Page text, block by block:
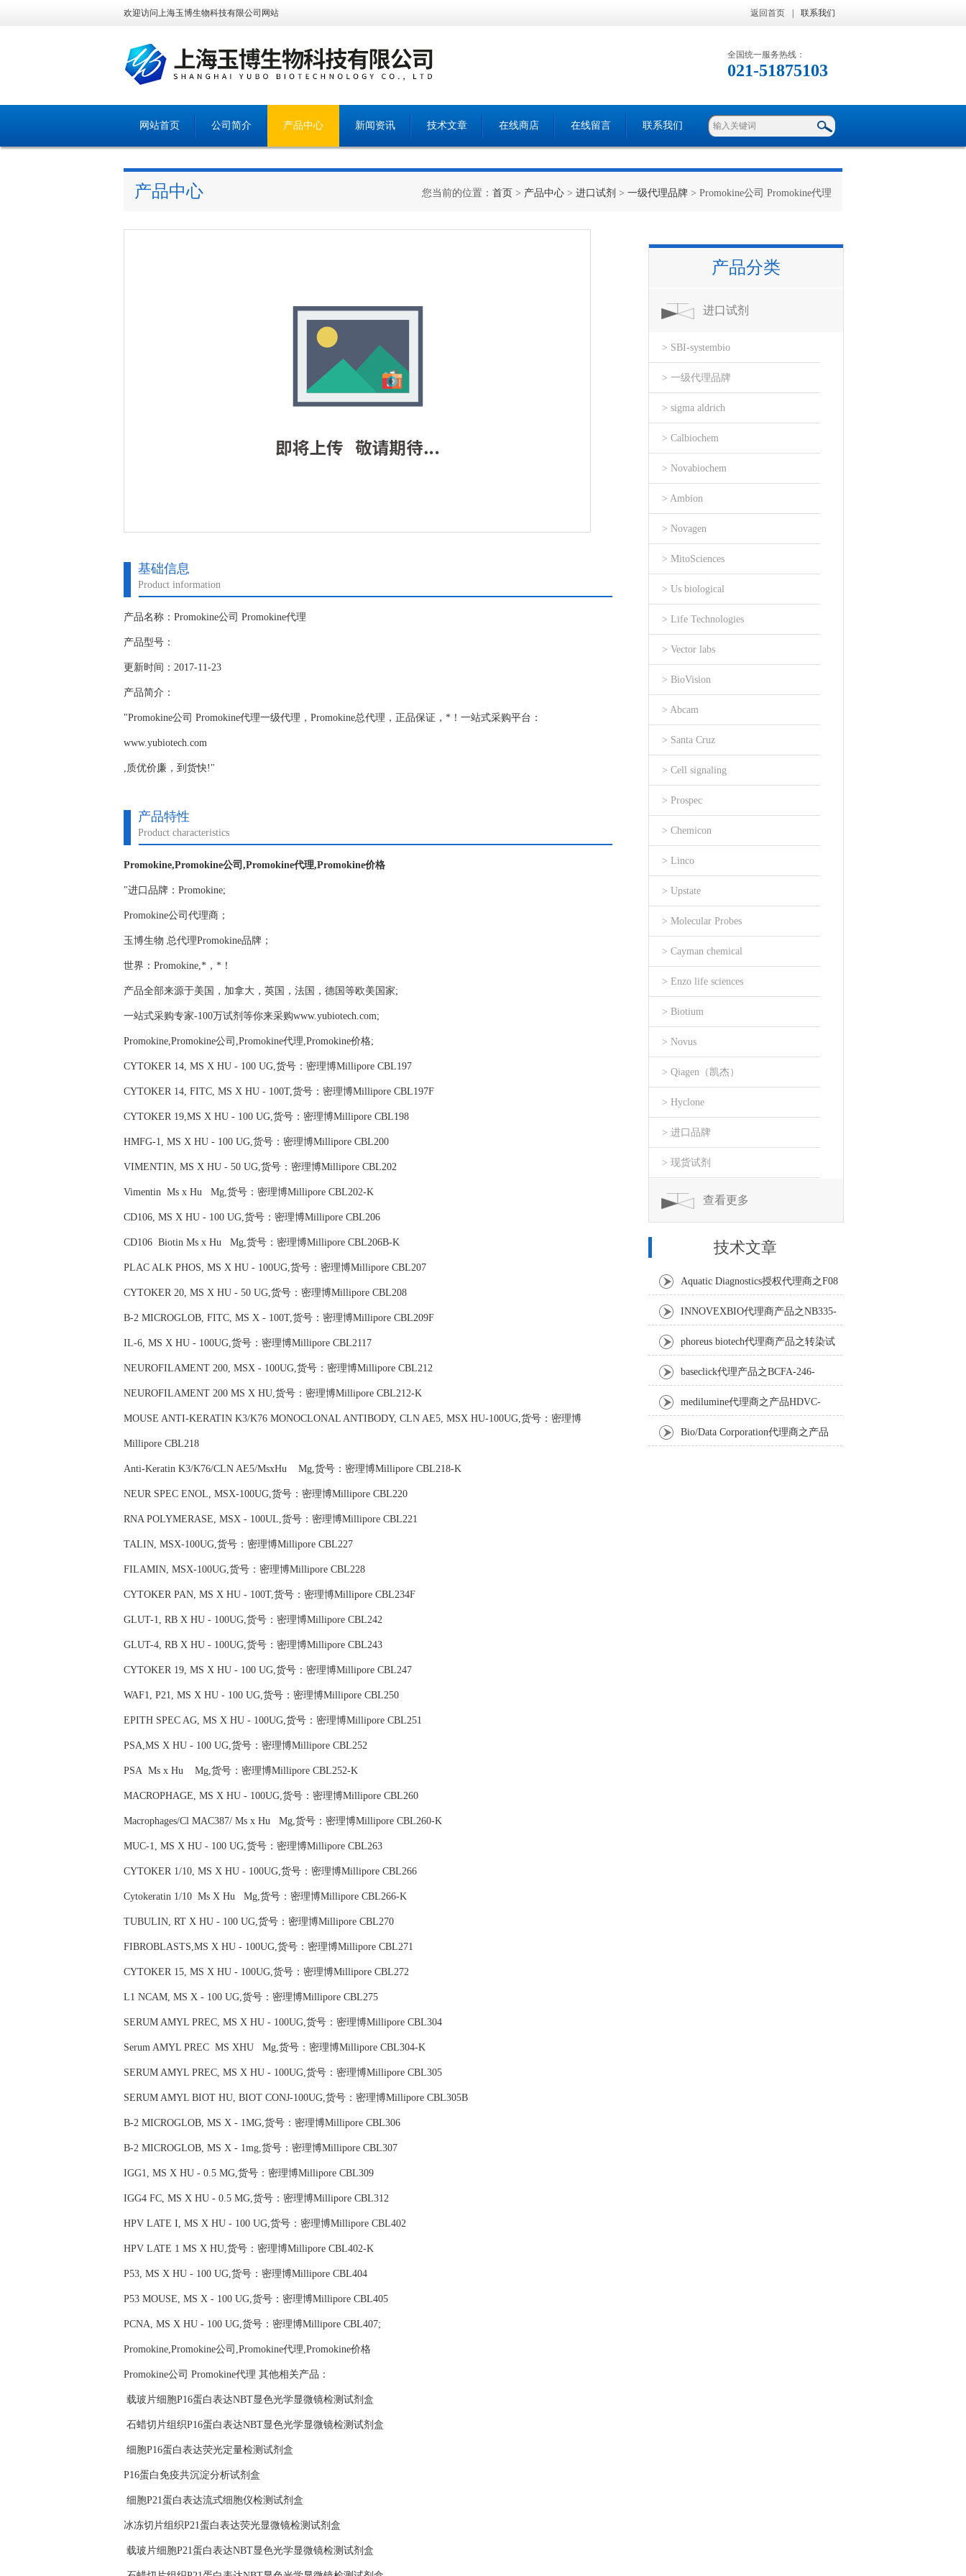
欢迎访问上海玉博生物科技有限公司网站 返回首页 联系我们
全国统一服务热线：
021-51875103
网站首页 公司简介 产品中心 新闻资讯 技术文章 在线商店 在线留言 联系我们
产品中心 您当前的位置： 首页 > 产品中心 > 进口试剂 > 一级代理品牌 > Promokine公司 Promokine代理
基础信息
Product information
产品名称：Promokine公司 Promokine代理
产品型号：
更新时间：2017-11-23
产品简介：
"Promokine公司 Promokine代理一级代理，Promokine总代理，正品保证，*！一站式采购平台：
www.yubiotech.com
,质优价廉，到货快!"
产品特性
Product characteristics
Promokine,Promokine公司,Promokine代理,Promokine价格
"进口品牌：Promokine;
Promokine公司代理商；
玉博生物 总代理Promokine品牌；
世界：Promokine,*，*！
产品全部来源于美国，加拿大，英国，法国，德国等欧美国家;
一站式采购专家-100万试剂等你来采购www.yubiotech.com;
Promokine,Promokine公司,Promokine代理,Promokine价格;
CYTOKER 14, MS X HU - 100 UG,货号：密理博Millipore CBL197
CYTOKER 14, FITC, MS X HU - 100T,货号：密理博Millipore CBL197F
CYTOKER 19,MS X HU - 100 UG,货号：密理博Millipore CBL198
HMFG-1, MS X HU - 100 UG,货号：密理博Millipore CBL200
VIMENTIN, MS X HU - 50 UG,货号：密理博Millipore CBL202
Vimentin Ms x Hu Mg,货号：密理博Millipore CBL202-K
CD106, MS X HU - 100 UG,货号：密理博Millipore CBL206
CD106 Biotin Ms x Hu Mg,货号：密理博Millipore CBL206B-K
PLAC ALK PHOS, MS X HU - 100UG,货号：密理博Millipore CBL207
CYTOKER 20, MS X HU - 50 UG,货号：密理博Millipore CBL208
B-2 MICROGLOB, FITC, MS X - 100T,货号：密理博Millipore CBL209F
IL-6, MS X HU - 100UG,货号：密理博Millipore CBL2117
NEUROFILAMENT 200, MSX - 100UG,货号：密理博Millipore CBL212
NEUROFILAMENT 200 MS X HU,货号：密理博Millipore CBL212-K
MOUSE ANTI-KERATIN K3/K76 MONOCLONAL ANTIBODY, CLN AE5, MSX HU-100UG,货号：密理博
Millipore CBL218
Anti-Keratin K3/K76/CLN AE5/MsxHu Mg,货号：密理博Millipore CBL218-K
NEUR SPEC ENOL, MSX-100UG,货号：密理博Millipore CBL220
RNA POLYMERASE, MSX - 100UL,货号：密理博Millipore CBL221
TALIN, MSX-100UG,货号：密理博Millipore CBL227
FILAMIN, MSX-100UG,货号：密理博Millipore CBL228
CYTOKER PAN, MS X HU - 100T,货号：密理博Millipore CBL234F
GLUT-1, RB X HU - 100UG,货号：密理博Millipore CBL242
GLUT-4, RB X HU - 100UG,货号：密理博Millipore CBL243
CYTOKER 19, MS X HU - 100 UG,货号：密理博Millipore CBL247
WAF1, P21, MS X HU - 100 UG,货号：密理博Millipore CBL250
EPITH SPEC AG, MS X HU - 100UG,货号：密理博Millipore CBL251
PSA,MS X HU - 100 UG,货号：密理博Millipore CBL252
PSA Ms x Hu Mg,货号：密理博Millipore CBL252-K
MACROPHAGE, MS X HU - 100UG,货号：密理博Millipore CBL260
Macrophages/Cl MAC387/ Ms x Hu Mg,货号：密理博Millipore CBL260-K
MUC-1, MS X HU - 100 UG,货号：密理博Millipore CBL263
CYTOKER 1/10, MS X HU - 100UG,货号：密理博Millipore CBL266
Cytokeratin 1/10 Ms X Hu Mg,货号：密理博Millipore CBL266-K
TUBULIN, RT X HU - 100 UG,货号：密理博Millipore CBL270
FIBROBLASTS,MS X HU - 100UG,货号：密理博Millipore CBL271
CYTOKER 15, MS X HU - 100UG,货号：密理博Millipore CBL272
L1 NCAM, MS X - 100 UG,货号：密理博Millipore CBL275
SERUM AMYL PREC, MS X HU - 100UG,货号：密理博Millipore CBL304
Serum AMYL PREC MS XHU Mg,货号：密理博Millipore CBL304-K
SERUM AMYL PREC, MS X HU - 100UG,货号：密理博Millipore CBL305
SERUM AMYL BIOT HU, BIOT CONJ-100UG,货号：密理博Millipore CBL305B
B-2 MICROGLOB, MS X - 1MG,货号：密理博Millipore CBL306
B-2 MICROGLOB, MS X - 1mg,货号：密理博Millipore CBL307
IGG1, MS X HU - 0.5 MG,货号：密理博Millipore CBL309
IGG4 FC, MS X HU - 0.5 MG,货号：密理博Millipore CBL312
HPV LATE I, MS X HU - 100 UG,货号：密理博Millipore CBL402
HPV LATE 1 MS X HU,货号：密理博Millipore CBL402-K
P53, MS X HU - 100 UG,货号：密理博Millipore CBL404
P53 MOUSE, MS X - 100 UG,货号：密理博Millipore CBL405
PCNA, MS X HU - 100 UG,货号：密理博Millipore CBL407;
Promokine,Promokine公司,Promokine代理,Promokine价格
Promokine公司 Promokine代理 其他相关产品：
载玻片细胞P16蛋白表达NBT显色光学显微镜检测试剂盒
石蜡切片组织P16蛋白表达NBT显色光学显微镜检测试剂盒
细胞P16蛋白表达荧光定量检测试剂盒
P16蛋白免疫共沉淀分析试剂盒
细胞P21蛋白表达流式细胞仪检测试剂盒
冰冻切片组织P21蛋白表达荧光显微镜检测试剂盒
载玻片细胞P21蛋白表达NBT显色光学显微镜检测试剂盒
产品分类
进口试剂
> SBI-systembio
> 一级代理品牌
> sigma aldrich
> Calbiochem
> Novabiochem
> Ambion
> Novagen
> MitoSciences
> Us biological
> Life Technologies
> Vector labs
> BioVision
> Abcam
> Santa Cruz
> Cell signaling
> Prospec
> Chemicon
> Linco
> Upstate
> Molecular Probes
> Cayman chemical
> Enzo life sciences
> Biotium
> Novus
> Qiagen（凯杰）
> Hyclone
> 进口品牌
> 现货试剂
查看更多
技术文章
Aquatic Diagnostics授权代理商之F08
Anti-Turbot IgM monoclonal antibody
INNOVEXBIO代理商产品之NB335-
60-60ML Fc Receptor Blocker – Azide-Free
phoreus biotech代理商产品之转染试
剂BAPtofect-25 5mg kit
baseclick代理产品之BCFA-246-
5mg，Tri-β-GalNAc-PEG3-Azide
medilumine代理商之产品HDVC-
121，Fenestra HDVC动物CT造影剂
Bio/Data Corporation代理商之产品